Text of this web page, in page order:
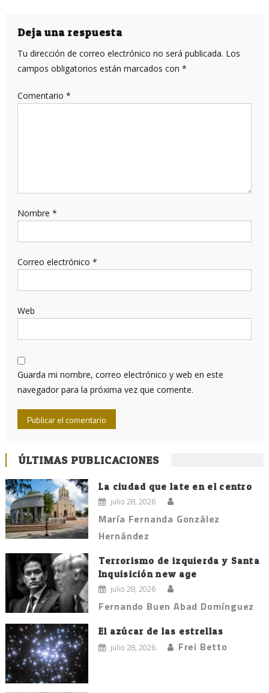
entradas
Deja una respuesta
Tu dirección de correo electrónico no será publicada. Los
campos obligatorios están marcados con *
Comentario *
Nombre *
Correo electrónico *
Web
Guarda mi nombre, correo electrónico y web en este
navegador para la próxima vez que comente.
ÚLTIMAS PUBLICACIONES
La ciudad que late en el centro
julio 28, 2026
María Fernanda González
Hernández
Terrorismo de izquierda y Santa
Inquisición new age
julio 28, 2026
Fernando Buen Abad Domínguez
El azúcar de las estrellas
julio 28, 2026 Frei Betto